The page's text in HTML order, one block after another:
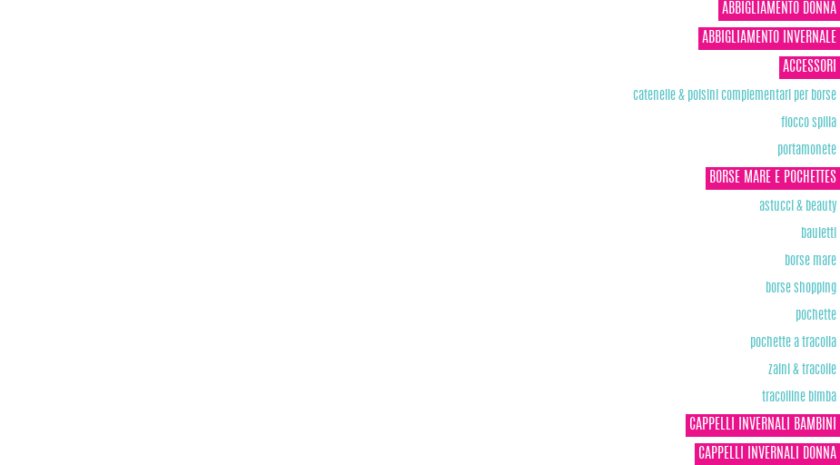
ABBIGLIAMENTO DONNA
ABBIGLIAMENTO INVERNALE
ACCESSORI
catenelle & polsini complementari per borse
fiocco spilla
portamonete
BORSE MARE E POCHETTES
astucci & beauty
bauletti
borse mare
borse shopping
pochette
pochette a tracolla
zaini & tracolle
tracolline bimba
CAPPELLI INVERNALI BAMBINI
CAPPELLI INVERNALI DONNA